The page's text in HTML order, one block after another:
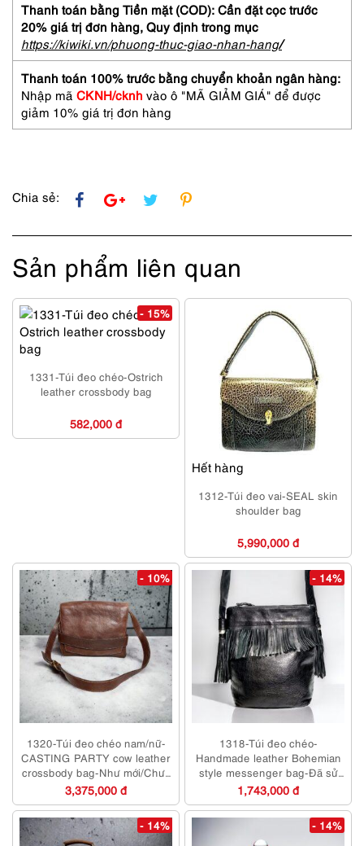
Thanh toán bằng Tiền mặt (COD): Cần đặt cọc trước
20% giá trị đơn hàng, Quy định trong mục
https://kiwiki.vn/phuong-thuc-giao-nhan-hang/
Thanh toán 100% trước bằng chuyển khoản ngân hàng:
Nhập mã CKNH/cknh vào ô "MÃ GIẢM GIÁ" để được
giảm 10% giá trị đơn hàng
Chia sẻ:
Sản phẩm liên quan
- 15%
1331-Túi đeo chéo-Ostrich
leather crossbody bag
582,000 đ
Hết hàng
1312-Túi đeo vai-SEAL skin
shoulder bag
5,990,000 đ
- 10%
1320-Túi đeo chéo nam/nữ-
CASTING PARTY cow leather
crossbody bag-Như mới/Chưa
sử dụng
3,375,000 đ
- 14%
1318-Túi đeo chéo-
Handmade leather Bohemian
style messenger bag-Đã sử
dụng/Khá sạch
1,743,000 đ
- 14% - 14%